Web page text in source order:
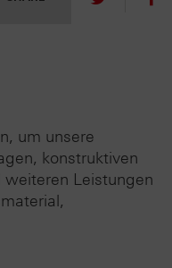
um unsere
konstruktiven
weiteren Leistungen